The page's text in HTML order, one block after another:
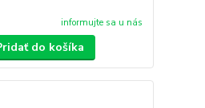
informujte sa u nás
do košíka